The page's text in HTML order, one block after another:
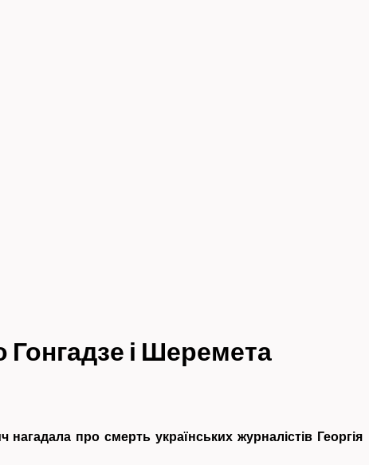
і Шеремета
про смерть українських журналістів Георгія